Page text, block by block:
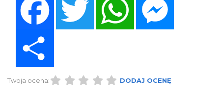
Twoja ocena: DODAJ OCENĘ